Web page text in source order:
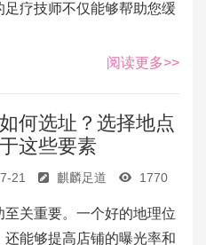
疗技师不仅能够帮助您缓
阅读更多>>
何选址？选择地点
这些要素
21 麒麟足道 1770
关重要。一个好的地理位
能够提高店铺的曝光率和